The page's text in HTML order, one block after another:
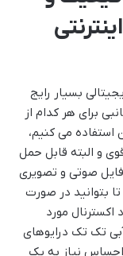
بسیار رایج
برای هر کدام از
می کنیم،
و البته قابل حمل
صوتی و تصویری
بتوانید در صورت
اکسترنال مورد
تک تک درایوهای
نیاز به یک